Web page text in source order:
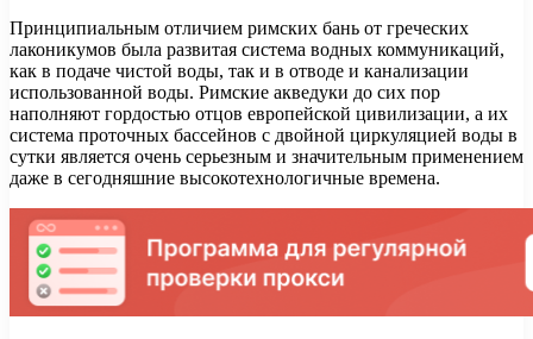
Принципиальным отличием римских бань от греческих
лаконикумов была развитая система водных коммуникаций,
как в подаче чистой воды, так и в отводе и канализации
использованной воды. Римские акведуки до сих пор
наполняют гордостью отцов европейской цивилизации, а их
система проточных бассейнов с двойной циркуляцией воды в
сутки является очень серьезным и значительным применением
даже в сегодняшние высокотехнологичные времена.